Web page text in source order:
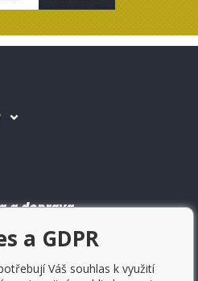
a doprava
a GDPR
Váš souhlas k využití